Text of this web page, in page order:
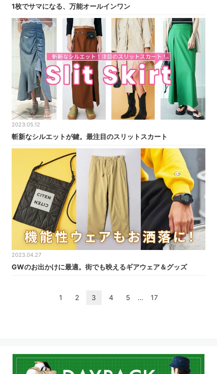
1枚でサマになる、万能オールインワン
2023.05.12
斬新なシルエットが鍵。最注目のスリットスカート
2023.04.27
GWのお出かけに最適。街でも映えるギアウェア＆グッズ
1 2 3 4 5 ... 17